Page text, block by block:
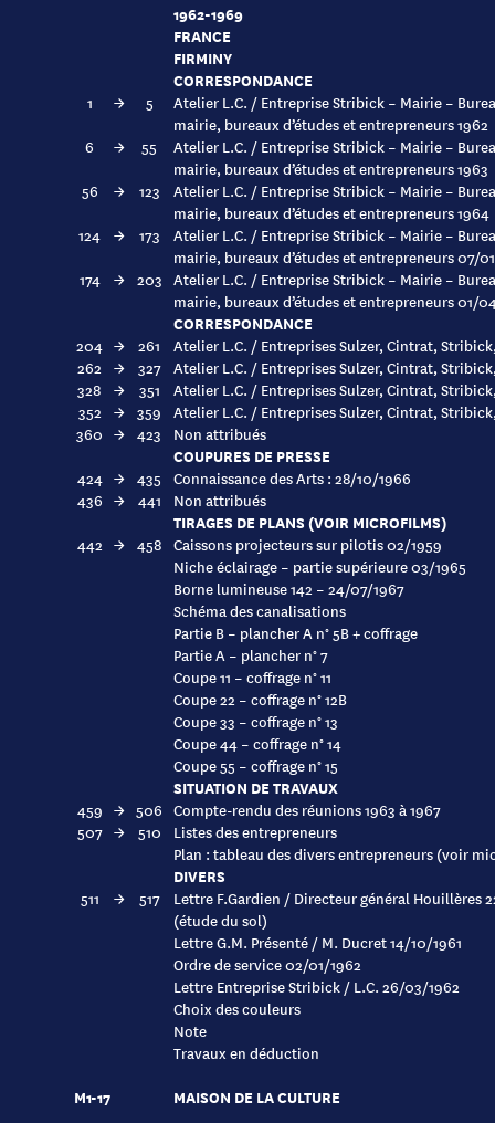
1962-1969
FRANCE
FIRMINY
CORRESPONDANCE
1 → 5
Atelier L.C. / Entreprise Stribick – Mairie –
mairie, bureaux d’études et entrepreneurs 1962
6
→ 55
Atelier L.C. / Entreprise Stribick – Mairie –
mairie, bureaux d’études et entrepreneurs 1963
56
→ 123
Atelier L.C. / Entreprise Stribick – Mairie –
mairie, bureaux d’études et entrepreneurs 1964
124 → 173
Atelier L.C. / Entreprise Stribick – Mairie –
mairie, bureaux d’études et entrepreneurs 07/
174
→ 203 Atelier L.C. / Entreprise Stribick – Mairie –
mairie, bureaux d’études et entrepreneurs 01/
CORRESPONDANCE
204 → 261
Atelier L.C. / Entreprises Sulzer, Cintrat,
262 → 327 Atelier L.C. / Entreprises Sulzer, Cintrat,
328 → 351
Atelier L.C. / Entreprises Sulzer, Cintrat,
352 → 359 Atelier L.C. / Entreprises Sulzer, Cintrat,
360 → 423 Non attribués
COUPURES DE PRESSE
424 → 435 Connaissance des Arts : 28/10/1966
436 → 441 Non attribués
TIRAGES DE PLANS (VOIR MICROFILMS)
442 → 458 Caissons projecteurs sur pilotis 02/1959
Niche éclairage – partie supérieure 03/1965
Borne lumineuse 142 – 24/07/1967
Schéma des canalisations
Partie B – plancher A n° 5B + coffrage
Partie A – plancher n° 7
Coupe 11 – coffrage n° 11
Coupe 22 – coffrage n° 12B
Coupe 33 – coffrage n° 13
Coupe 44 – coffrage n° 14
Coupe 55 – coffrage n° 15
SITUATION DE TRAVAUX
459 → 506 Compte-rendu des réunions 1963 à 1967
507 → 510
Listes des entrepreneurs
Plan : tableau des divers entrepreneurs (voir
DIVERS
511 → 517
Lettre F.Gardien / Directeur général Houillères
(étude du sol)
Lettre G.M. Présenté / M. Ducret 14/10/1961
Ordre de service 02/01/1962
Lettre Entreprise Stribick / L.C. 26/03/1962
Choix des couleurs
Note
Travaux en déduction
M1-17
MAISON DE LA CULTURE